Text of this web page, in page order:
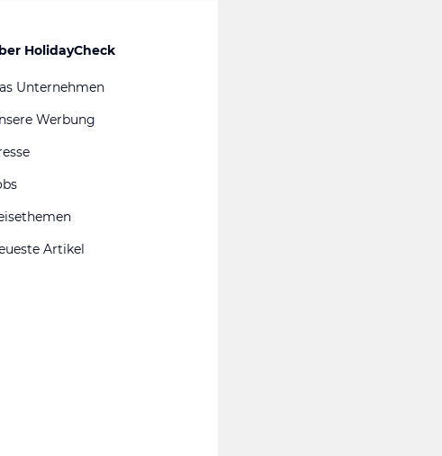
HolidayCheck
Unternehmen
Werbung
Artikel